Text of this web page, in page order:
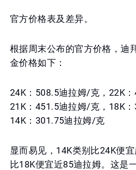
官方价格表及差异。
根据周末公布的官方价格，迪
金价格如下：
24K：508.5迪拉姆/克，22K
21K：451.5迪拉姆/克，18K：
14K：301.75迪拉姆/克
显而易见，14K类别比24K便
比18K便宜近85迪拉姆。这是